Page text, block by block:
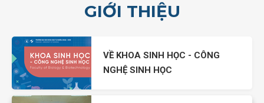
GIỚI THIỆU
VỀ KHOA SINH HỌC - CÔNG
NGHỆ SINH HỌC